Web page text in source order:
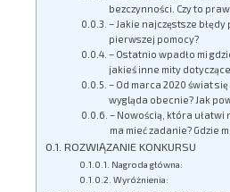
bezczynności. Czy to
– Jakie najczęstsze
pierwszej pomocy?
– Ostatnio wpadło mi
jakieś inne mity
– Od marca 2020 świat
wygląda obecnie? Jak
– Nowością, która
ma mieć zadanie? Gdzie
ROZWIĄZANIE KONKURSU
Nagroda główna:
Wyróżnienia: